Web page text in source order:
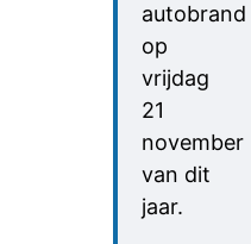
autobrand
op
vrijdag
21
november
van dit
jaar.